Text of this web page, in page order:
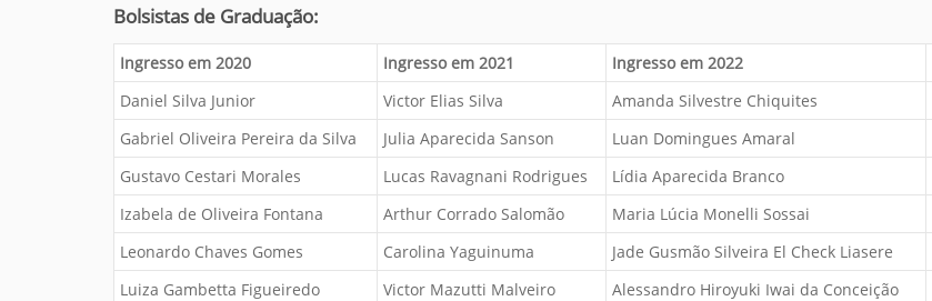
s
a
Bolsistas de Graduação:
Ingresso em 2020 Ingresso em 2021 Ingresso em 2022
Daniel Silva Junior
Victor Elias Silva Amanda Silvestre Chiquites
Gabriel Oliveira Pereira da Silva
Julia Aparecida Sanson Luan Domingues Amaral
Gustavo Cestari Morales
Lucas Ravagnani Rodrigues Lídia Aparecida Branco
Izabela de Oliveira Fontana
Arthur Corrado Salomão Maria Lúcia Monelli Sossai
Leonardo Chaves Gomes
Carolina Yaguinuma Jade Gusmão Silveira El Check Liasere
Luiza Gambetta Figueiredo
Victor Mazutti Malveiro Alessandro Hiroyuki Iwai da Conceição